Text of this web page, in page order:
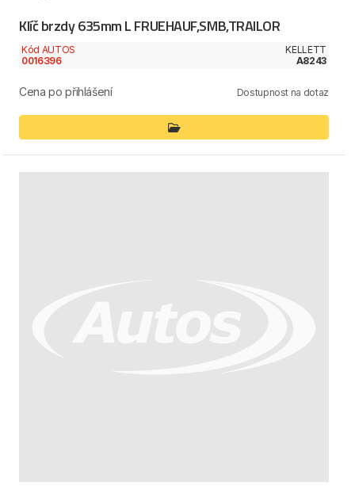
Klíč brzdy 635mm L FRUEHAUF,SMB,TRAILOR
Kód AUTOS
0016396
KELLETT
A8243
Cena po přihlášení Dostupnost na dotaz